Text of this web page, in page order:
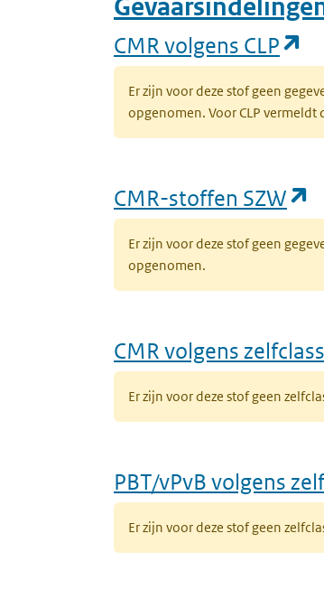
CMR volgens CLP
Er zijn voor deze stof geen
opgenomen. Voor CLP vermeldt
CMR-stoffen SZW
Er zijn voor deze stof geen
opgenomen.
CMR volgens
Er zijn voor deze stof geen
PBT/vPvB volgens
Er zijn voor deze stof geen